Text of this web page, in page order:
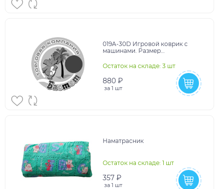
019A-30D Игровой коврик с
машинами. Размер
Остаток на складе: 3 шт
880 ₽
за 1 шт
Наматрасник
Остаток на складе: 1 шт
357 ₽
за 1 шт